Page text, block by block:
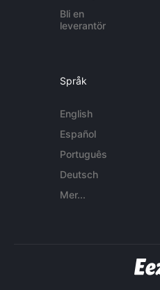
Bli en
leverantör
Språk
English
Español
Português
Deutsch
Mer...